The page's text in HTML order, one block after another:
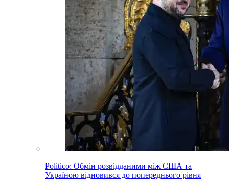
Politico: Обмін розвідданими між США та
Україною відновився до попереднього рівня